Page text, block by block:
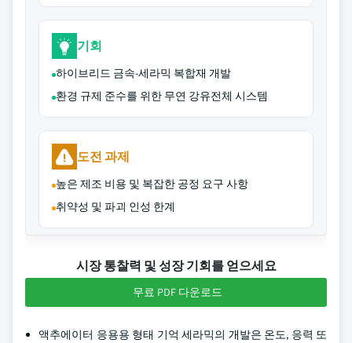
기회
하이브리드 금속-세라믹 복합재 개발
환경 규제 준수를 위한 무연 강유전체 시스템
도전 과제
높은 제조 비용 및 복잡한 공정 요구 사항
취약성 및 파괴 인성 한계
시장 통찰력 및 성장 기회를 얻으세요
무료 PDF 다운로드
액추에이터 응용용 형태 기억 세라믹의 개발은 온도, 응력 또